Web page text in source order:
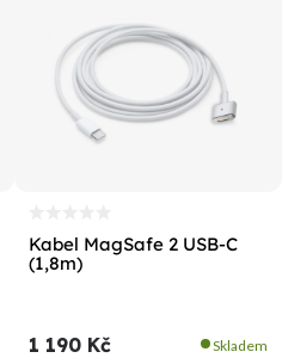
Kabel MagSafe 2 USB-C
(1,8m)
1 190 Kč Skladem